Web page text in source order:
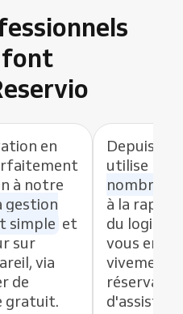
font
en
à notre
gestion
simple et
sur
via
de
gratuit.
Depuis
utilise
nombre
à la
du logiciel
vous en
vivement